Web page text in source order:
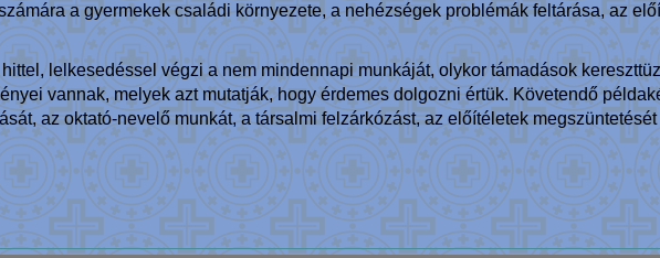
a gyermekek családi környezete, a nehézségek problémák feltárása, az
lelkesedéssel végzi a nem mindennapi munkáját, olykor támadások
vannak, melyek azt mutatják, hogy érdemes dolgozni értük. Követendő
az oktató-nevelő munkát, a társalmi felzárkózást, az előítéletek